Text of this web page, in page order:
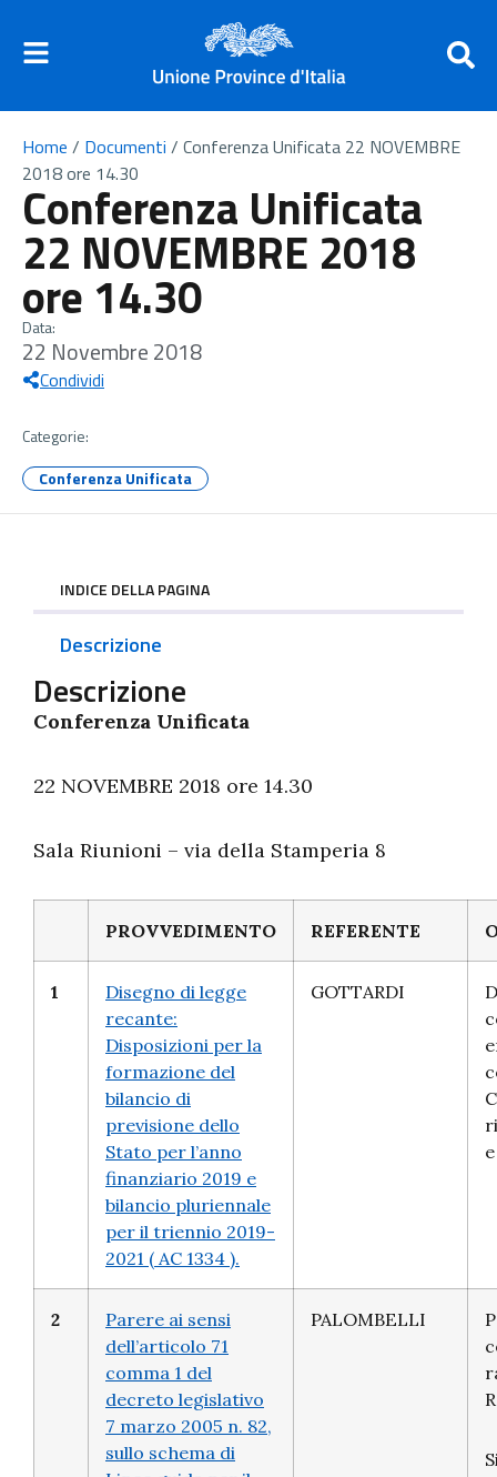
Home / Documenti / Conferenza Unificata 22 NOVEMBRE
2018 ore 14.30
Conferenza Unificata
22 NOVEMBRE 2018
ore 14.30
Data:
22 Novembre 2018
Condividi
Categorie:
Conferenza Unificata
INDICE DELLA PAGINA
Descrizione
Descrizione
Conferenza Unificata
22 NOVEMBRE 2018 ore 14.30
Sala Riunioni – via della Stamperia 8
PROVVEDIMENTO REFERENTE
1
Disegno di legge
recante:
Disposizioni per la
formazione del
bilancio di
previsione dello
Stato per l’anno
finanziario 2019 e
bilancio pluriennale
per il triennio 2019-
2021 ( AC 1334 ).
GOTTARDI
2
Parere ai sensi
dell’articolo 71
comma 1 del
decreto legislativo
7 marzo 2005 n. 82,
sullo schema di
PALOMBELLI